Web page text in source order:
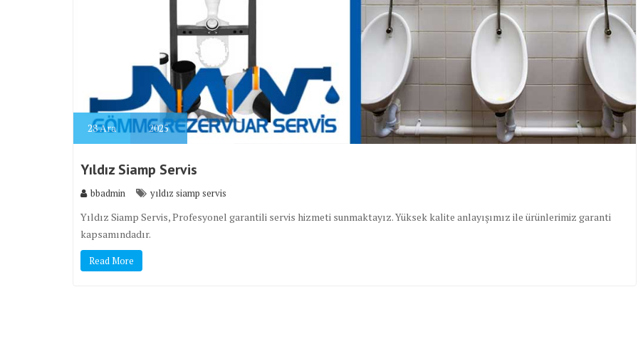
28Ara 2025
Yıldız Siamp Servis
bbadmin yıldız siamp servis
Yıldız Siamp Servis, Profesyonel garantili servis hizmeti sunmaktayız. Yüksek kalite anlayışımız ile ürünlerimiz garanti
kapsamındadır.
Read More